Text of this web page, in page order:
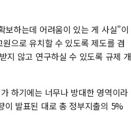
보하는데 어려움이 있는 게 사실"이
으로 유치할 수 있도록 제도를 겸
지 않고 연구하실 수 있도록 규제 개
하기에는 너무나 방대한 영역이라
이 발표된 대로 총 정부지출의 5%